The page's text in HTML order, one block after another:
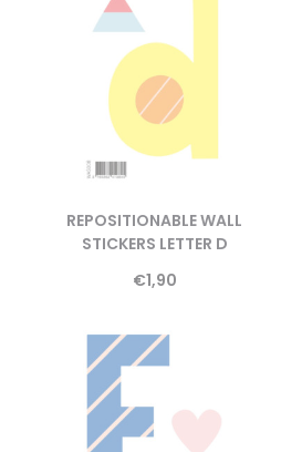
REPOSITIONABLE WALL
STICKERS LETTER D
€1,90